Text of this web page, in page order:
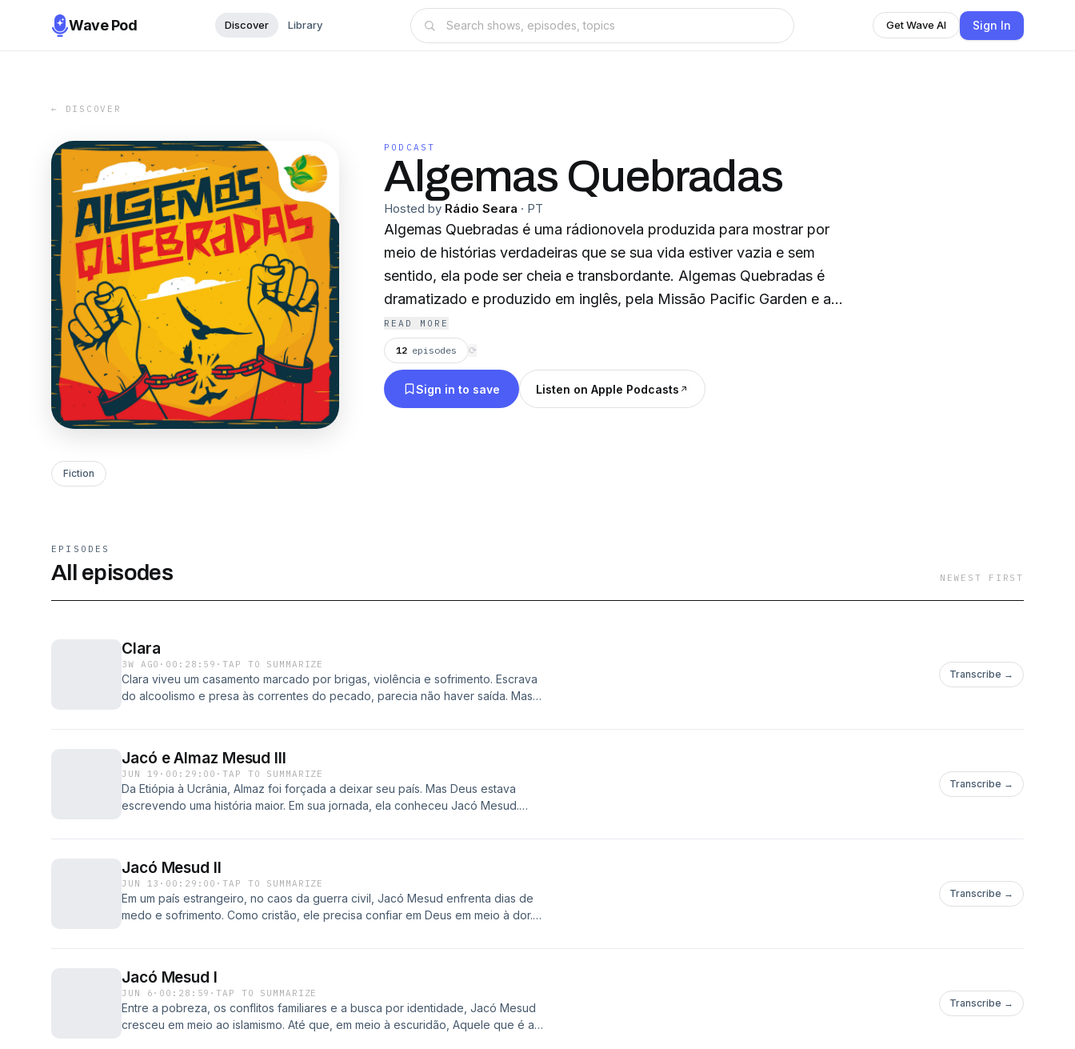
Wave Pod Discover Library Get Wave AI Sign In
← DISCOVER
PODCAST
Algemas Quebradas
Hosted by Rádio Seara · PT
Algemas Quebradas é uma rádionovela produzida para mostrar por
meio de histórias verdadeiras que se sua vida estiver vazia e sem
sentido, ela pode ser cheia e transbordante. Algemas Quebradas é
dramatizado e produzido em inglês, pela Missão Pacific Garden e a
versão brasileira é traduzida e dramatizada pela equipe da Rádio Seara.
READ MORE
12 episodes ⟳
Sign in to save Listen on Apple Podcasts
Fiction
EPISODES
All episodes NEWEST FIRST
Clara
3W AGO · 00:28:59 ·TAP TO SUMMARIZE
Clara viveu um casamento marcado por brigas, violência e sofrimento. Escrava
do alcoolismo e presa às correntes do pecado, parecia não haver saída. Mas
Transcribe →
Jacó e Almaz Mesud III
JUN 19 · 00:29:00 ·TAP TO SUMMARIZE
Da Etiópia à Ucrânia, Almaz foi forçada a deixar seu país. Mas Deus estava
escrevendo uma história maior. Em sua jornada, ela conheceu Jacó Mesud.
Transcribe →
Jacó Mesud II
JUN 13 · 00:29:00 ·TAP TO SUMMARIZE
Em um país estrangeiro, no caos da guerra civil, Jacó Mesud enfrenta dias de
medo e sofrimento. Como cristão, ele precisa confiar em Deus em meio à dor.
Transcribe →
Jacó Mesud I
JUN 6 · 00:28:59 ·TAP TO SUMMARIZE
Entre a pobreza, os conflitos familiares e a busca por identidade, Jacó Mesud
cresceu em meio ao islamismo. Até que, em meio à escuridão, Aquele que é a
Transcribe →